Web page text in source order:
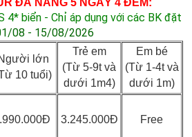
ĐÀ NẴNG 5 NGÀY 4 ĐÊM:
4* biển - Chỉ áp dụng với các BK đặt
08- 15/08/2026
lớn
10 tuổi)
Trẻ em
(Từ 5-9t và
dưới 1m4)
Em bé
(Từ 1-4t và
dưới 1m)
3.245.000Đ Free